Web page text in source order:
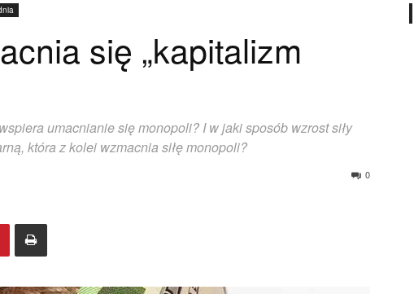
się „kapitalizm
umacnianie się monopoli? I w jaki sposób wzrost siły
która z kolei wzmacnia siłę monopoli?
0